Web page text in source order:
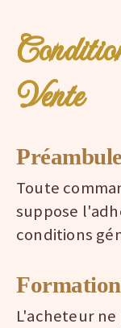
Vente
Préambule
Toute
suppose
conditions
L'acheteur